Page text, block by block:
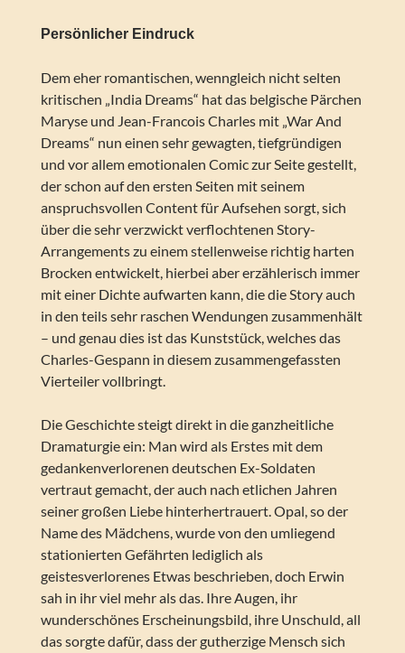
Persönlicher Eindruck
Dem eher romantischen, wenngleich nicht selten
kritischen „India Dreams“ hat das belgische Pärchen
Maryse und Jean-Francois Charles mit „War And
Dreams“ nun einen sehr gewagten, tiefgründigen
und vor allem emotionalen Comic zur Seite gestellt,
der schon auf den ersten Seiten mit seinem
anspruchsvollen Content für Aufsehen sorgt, sich
über die sehr verzwickt verflochtenen Story-
Arrangements zu einem stellenweise richtig harten
Brocken entwickelt, hierbei aber erzählerisch immer
mit einer Dichte aufwarten kann, die die Story auch
in den teils sehr raschen Wendungen zusammenhält
– und genau dies ist das Kunststück, welches das
Charles-Gespann in diesem zusammengefassten
Vierteiler vollbringt.
Die Geschichte steigt direkt in die ganzheitliche
Dramaturgie ein: Man wird als Erstes mit dem
gedankenverlorenen deutschen Ex-Soldaten
vertraut gemacht, der auch nach etlichen Jahren
seiner großen Liebe hinterhertrauert. Opal, so der
Name des Mädchens, wurde von den umliegend
stationierten Gefährten lediglich als
geistesverlorenes Etwas beschrieben, doch Erwin
sah in ihr viel mehr als das. Ihre Augen, ihr
wunderschönes Erscheinungsbild, ihre Unschuld, all
das sorgte dafür, dass der gutherzige Mensch sich